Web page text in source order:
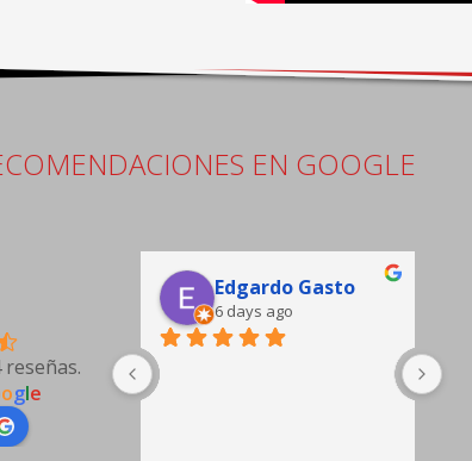
EN GOOGLE
reseñas.
ogle
Edgardo Gasto
6 days ago